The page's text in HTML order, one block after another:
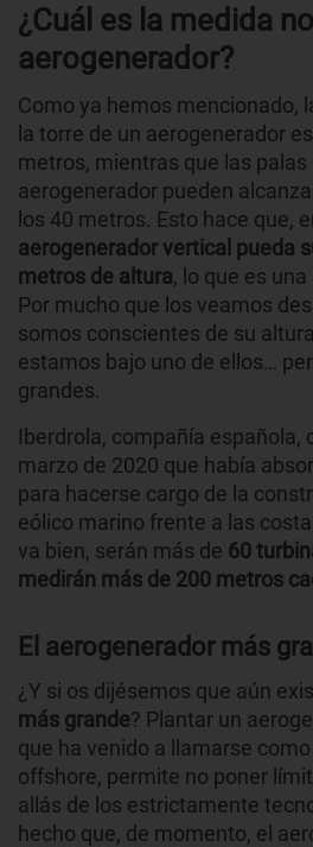
¿Cuál es la medida
aerogenerador?
Como ya hemos mencionado,
la torre de un aerogenerador
metros, mientras que las palas
aerogenerador pueden
los 40 metros. Esto hace que,
aerogenerador vertical pueda
metros de altura, lo que es
Por mucho que los veamos
somos conscientes de su
estamos bajo uno de ellos…
grandes.
Iberdrola, compañía española,
marzo de 2020 que había
para hacerse cargo de la
eólico marino frente a las
va bien, serán más de 60
medirán más de 200 metros
El aerogenerador más
¿Y si os dijésemos que aún
más grande? Plantar un
que ha venido a llamarse
offshore, permite no poner
allás de los estrictamente
hecho que, de momento, el